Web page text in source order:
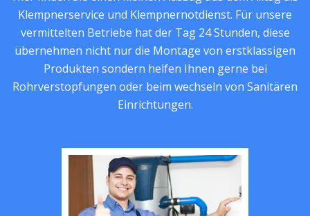
Klempnerservice und Klempnernotdienst. Für unsere
vermittelten Betriebe hat der Tag 24 Stunden, diese
übernehmen nicht nur die Montage von erstklassigen
Produkten sondern helfen Ihnen gerne bei
Rohrverstopfungen oder beim wechseln von Sanitären
Einrichtungen.